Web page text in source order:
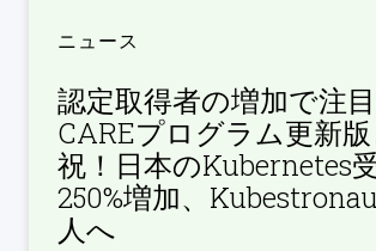
ニュース
認定取得者の増加で注
CAREプログラム更新
祝！日本のKubernetes
250%増加、
人へ